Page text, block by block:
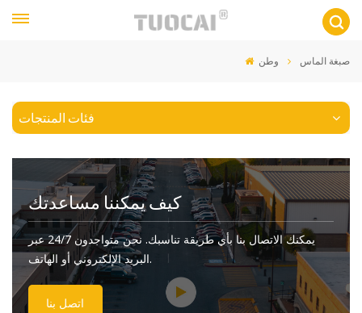
وطن صبغة الماس
فئات المنتجات
كيف يمكننا مساعدتك
يمكنك الاتصال بنا بأي طريقة تناسبك. نحن متواجدون 24/7 عبر
البريد الإلكتروني أو الهاتف.
اتصل بنا